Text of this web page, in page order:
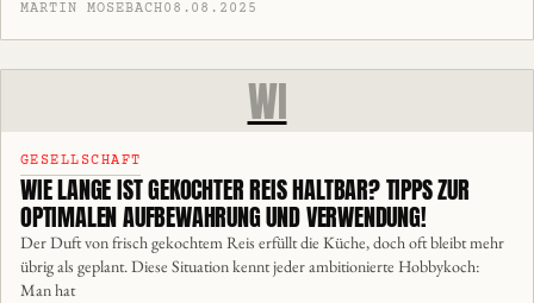
MARTIN MOSEBACH08.08.2025
WI
GESELLSCHAFT
WIE LANGE IST GEKOCHTER REIS HALTBAR? TIPPS ZUR
OPTIMALEN AUFBEWAHRUNG UND VERWENDUNG!
Der Duft von frisch gekochtem Reis erfüllt die Küche, doch oft bleibt mehr
übrig als geplant. Diese Situation kennt jeder ambitionierte Hobbykoch:
Man hat